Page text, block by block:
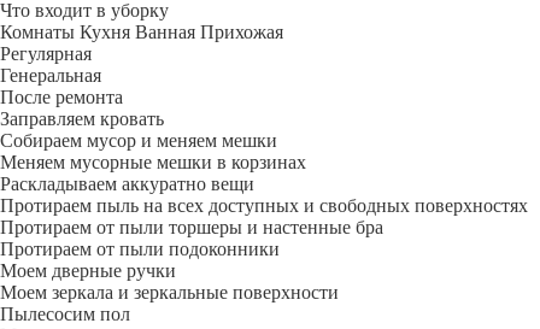
Что входит в уборку
Регу­лярная
Гене­ральная
После ремонта
Заправляем кровать
Собираем мусор и меняем мешки
Меняем мусорные мешки в корзинах
Раскладываем аккуратно вещи
Протираем пыль на всех доступных и свободных поверхностях
Протираем от пыли торшеры и настенные бра
Протираем от пыли подоконники
Моем дверные ручки
Моем зеркала и зеркальные поверхности
Пылесосим пол